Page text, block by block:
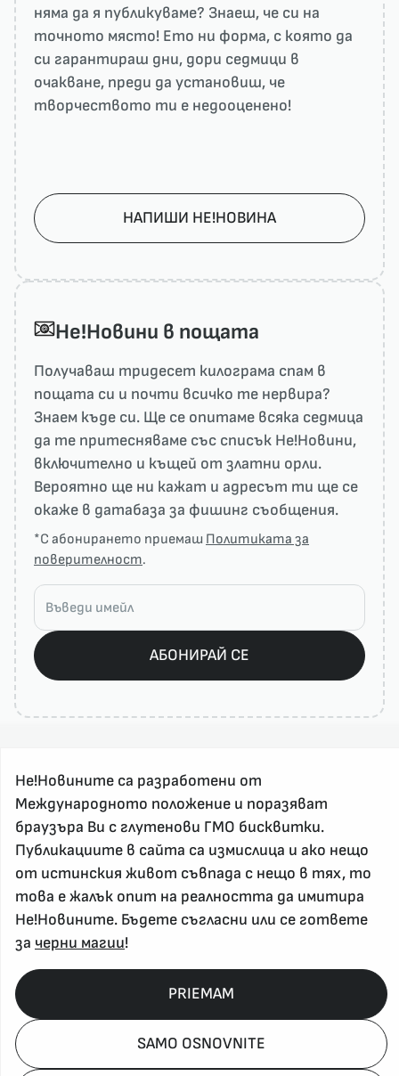
няма да я публикуваме? Знаеш, че си на
точното място! Ето ни форма, с която да
си гарантираш дни, дори седмици в
очакване, преди да установиш, че
творчеството ти е недооценено!
НАПИШИ НЕ!НОВИНА
He!Новини в пощата
Получаваш тридесет килограма спам в
пощата си и почти всичко те нервира?
Знаем къде си. Ще се опитаме всяка седмица
да те притесняваме със списък He!Новини,
включително и къщей от златни орли.
Вероятно ще ни кажат и адресът ти ще се
окаже в датабаза за фишинг съобщения.
*С абонирането приемаш Политиката за
поверителност.
АБОНИРАЙ СЕ
За реклама и връзка с нас, пишете на
nenovinite@gmail.com
Контакт
За нас
Напиши Не!Новина
Абонирай се
Policy, Rights, etc 2026
Не!Новините са разработени от
Международното положение и поразяват
браузъра Ви с глутенови ГМО бисквитки.
Публикациите в сайта са измислица и ако нещо
от истинския живот съвпада с нещо в тях, то
това е жалък опит на реалността да имитира
Не!Новините. Бъдете съгласни или се гответе
за черни магии!
SAMO OSNOVNITE
PRIEMAM